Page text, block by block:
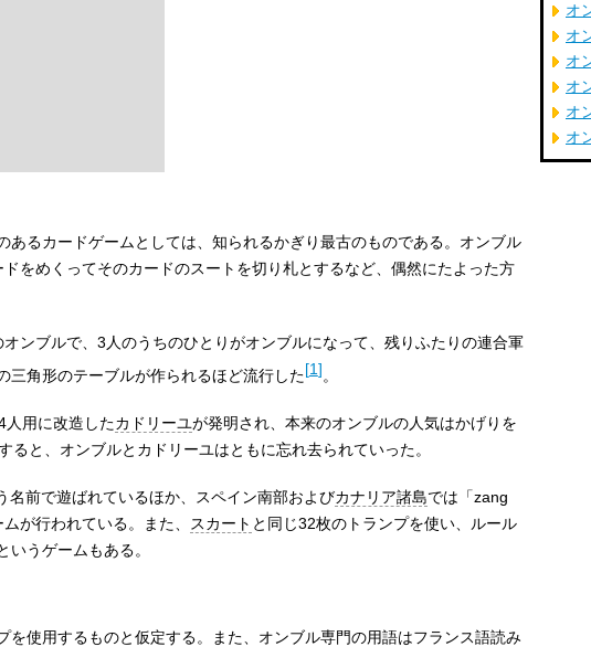
あるカードゲームとしては、知られるかぎり最古のものである。オンブル
をめくってそのカードのスートを切り札とするなど、偶然にたよった方
ンブルで、3人のうちのひとりがオンブルになって、残りふたりの連合軍
三角形のテーブルが作られるほど流行した[1]。
人用に改造したカドリーユが発明され、本来のオンブルの人気はかげりを
ると、オンブルとカドリーユはともに忘れ去られていった。
名前で遊ばれているほか、スペイン南部およびカナリア諸島では「zang
が行われている。また、 スカート と同じ32枚のトランプを使い、ルール
いうゲームもある。
を使用するものと仮定する。また、オンブル専門の用語はフランス語読み
オ
オ
オ
オ
オ
オ